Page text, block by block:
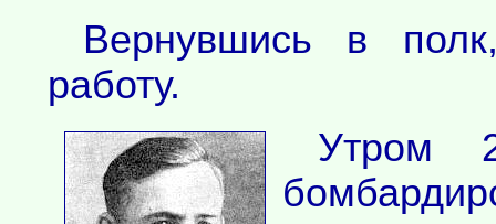
Вернувшись в
работу.
Утром